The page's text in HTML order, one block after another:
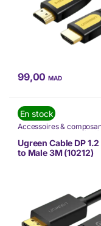
99,00MAD
En stock
Accessoires &
Accessoires Mobilité
Informatique,Nos
TÉLÉPHONIE,Ugreen
Ugreen Cable DP
to Male 3M (10212)